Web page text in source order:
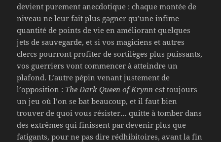
devient purement anecdotique : chaque montée de
niveau ne leur fait plus gagner qu’une infime
quantité de points de vie en améliorant quelques
jets de sauvegarde, et si vos magiciens et autres
clercs pourront profiter de sortilèges plus puissants,
vos guerriers vont commencer à atteindre un
plafond. L’autre pépin venant justement de
l’opposition : The Dark Queen of Krynn est toujours
un jeu où l’on se bat beaucoup, et il faut bien
trouver de quoi vous résister… quitte à tomber dans
des extrêmes qui finissent par devenir plus que
fatigants, pour ne pas dire rédhibitoires, avant la fin